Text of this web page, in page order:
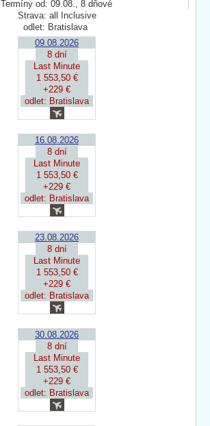
Termíny od: 09.08., 8 dňové
Strava: all Inclusive
odlet: Bratislava
09.08.2026
8 dní
Last Minute
1 553,50 €
+229 €
odlet: Bratislava
16.08.2026
8 dní
Last Minute
1 553,50 €
+229 €
odlet: Bratislava
23.08.2026
8 dní
Last Minute
1 553,50 €
+229 €
odlet: Bratislava
30.08.2026
8 dní
Last Minute
1 553,50 €
+229 €
odlet: Bratislava